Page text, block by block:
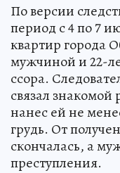
По версии
период с 4 по 7
квартир города
мужчиной и 22-
ссора.
связал знакомой
нанес ей не
грудь. От
скончалась, а
преступления.